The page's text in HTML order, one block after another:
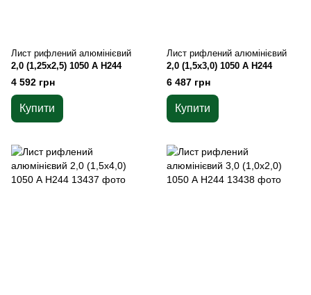
Лист рифлений алюмінієвий
2,0 (1,25х2,5) 1050 А Н244
4 592 грн
Купити
Лист рифлений алюмінієвий
2,0 (1,5х3,0) 1050 А Н244
6 487 грн
Купити